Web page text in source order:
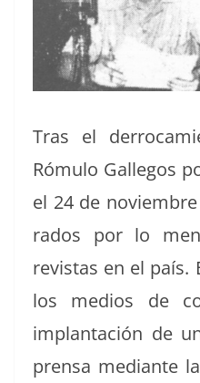
Tras el
Rómu­lo Gal­le­gos
el 24 de
ra­dos por lo
revis­tas en el país.
los medios de
implantación de
pren­sa medi­ante